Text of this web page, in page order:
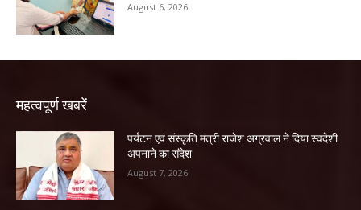
August 6, 2026
महत्वपूर्ण खबरें
पर्यटन एवं संस्कृति मंत्री राजेश अग्रवाल ने दिया स्वदेशी
अपनाने का संदेश
August 7, 2026